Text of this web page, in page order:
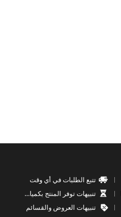
تتبع الطلبات في أي وقت
تنبيهات توفر المنتج بكميات محدودة
تنبيهات العروض والقسائم